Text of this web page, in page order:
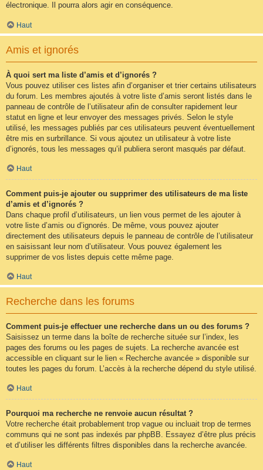
électronique. Il pourra alors agir en conséquence.
Haut
Amis et ignorés
À quoi sert ma liste d’amis et d’ignorés ?
Vous pouvez utiliser ces listes afin d’organiser et trier certains utilisateurs
du forum. Les membres ajoutés à votre liste d’amis seront listés dans le
panneau de contrôle de l’utilisateur afin de consulter rapidement leur
statut en ligne et leur envoyer des messages privés. Selon le style
utilisé, les messages publiés par ces utilisateurs peuvent éventuellement
être mis en surbrillance. Si vous ajoutez un utilisateur à votre liste
d’ignorés, tous les messages qu’il publiera seront masqués par défaut.
Haut
Comment puis-je ajouter ou supprimer des utilisateurs de ma liste
d’amis et d’ignorés ?
Dans chaque profil d’utilisateurs, un lien vous permet de les ajouter à
votre liste d’amis ou d’ignorés. De même, vous pouvez ajouter
directement des utilisateurs depuis le panneau de contrôle de l’utilisateur
en saisissant leur nom d’utilisateur. Vous pouvez également les
supprimer de vos listes depuis cette même page.
Haut
Recherche dans les forums
Comment puis-je effectuer une recherche dans un ou des forums ?
Saisissez un terme dans la boîte de recherche située sur l’index, les
pages des forums ou les pages de sujets. La recherche avancée est
accessible en cliquant sur le lien « Recherche avancée » disponible sur
toutes les pages du forum. L’accès à la recherche dépend du style utilisé.
Haut
Pourquoi ma recherche ne renvoie aucun résultat ?
Votre recherche était probablement trop vague ou incluait trop de termes
communs qui ne sont pas indexés par phpBB. Essayez d’être plus précis
et d’utiliser les différents filtres disponibles dans la recherche avancée.
Haut